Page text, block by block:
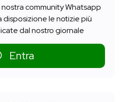
community Whatsapp
disposizione le notizie più
dal nostro giornale
Entra